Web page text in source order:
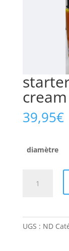
cream
39,95€
diamètre
UGS : ND